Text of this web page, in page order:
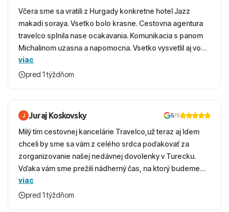
Včera sme sa vratili z Hurgady konkretne hotel Jazz
makadi soraya. Vsetko bolo krasne. Cestovna agentura
travelco splnila nase ocakavania. Komunikacia s panom
Michalinom uzasna a napomocna. Vsetko vysvetlil aj vo
vecernych hodinach zaco sa ospravedlnujem. Hotel
krasny, cisty. Sluzby top. Strava, prostredie, more,
viac
pred 1 týždňom
Juraj Koskovsky 5/5
Milý tím cestovnej kancelárie Travelco,už teraz aj Idem
chceli by sme sa vám z celého srdca poďakovať za
zorganizovanie našej nedávnej dovolenky v Turecku.
Vďaka vám sme prežili nádherný čas, na ktorý budeme
ešte dlho s úsmevom spomínať. ​Všetko prebehlo
absolútne hladko – od prvotného výberu zájazdu, cez
viac
pred 1 týždňom